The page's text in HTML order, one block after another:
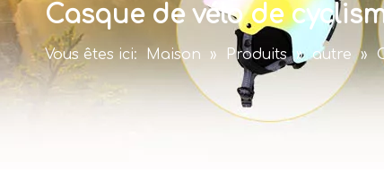
Casque de vélo de
Vous êtes ici: Maison » Produits » autre »